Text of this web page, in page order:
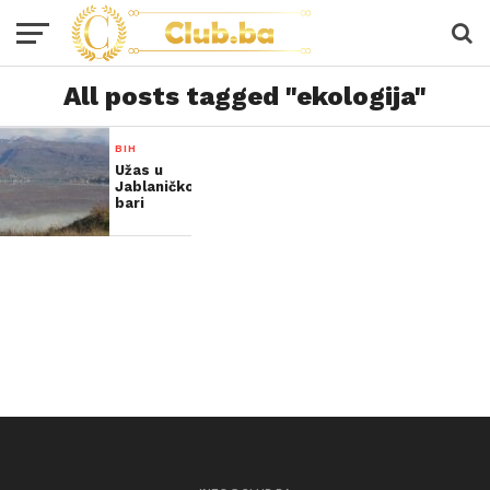
All posts tagged "ekologija"
BIH
Užas u
Jablaničkoj
bari